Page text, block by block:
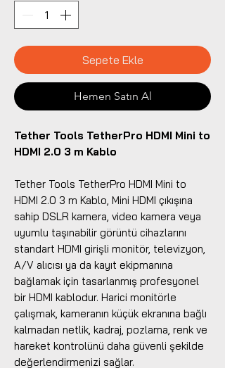
Sepete Ekle
Hemen Satın Al
Tether Tools TetherPro HDMI Mini to
HDMI 2.0 3 m Kablo
Tether Tools TetherPro HDMI Mini to
HDMI 2.0 3 m Kablo, Mini HDMI çıkışına
sahip DSLR kamera, video kamera veya
uyumlu taşınabilir görüntü cihazlarını
standart HDMI girişli monitör, televizyon,
A/V alıcısı ya da kayıt ekipmanına
bağlamak için tasarlanmış profesyonel
bir HDMI kablodur. Harici monitörle
çalışmak, kameranın küçük ekranına bağlı
kalmadan netlik, kadraj, pozlama, renk ve
hareket kontrolünü daha güvenli şekilde
değerlendirmenizi sağlar.